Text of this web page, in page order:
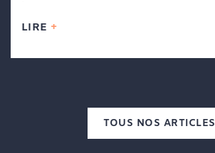
LIRE
TOUS NOS ARTICLES